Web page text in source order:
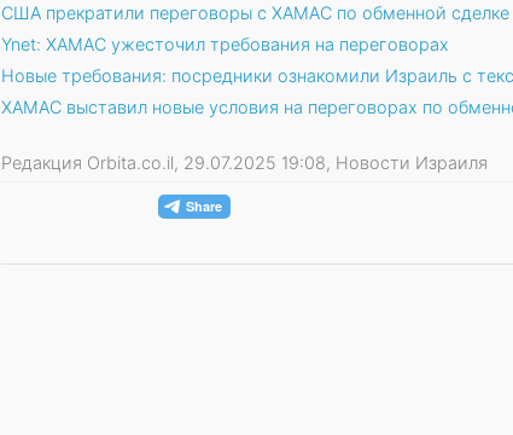
США прекратили переговоры с ХАМАС по обменной сделке
Ynet: ХАМАС ужесточил требования на переговорах
Новые требования: посредники ознакомили Израиль с
ХАМАС выставил новые условия на переговорах по
Редакция Orbita.co.il, 29.07.2025 19:08, Новости Израиля